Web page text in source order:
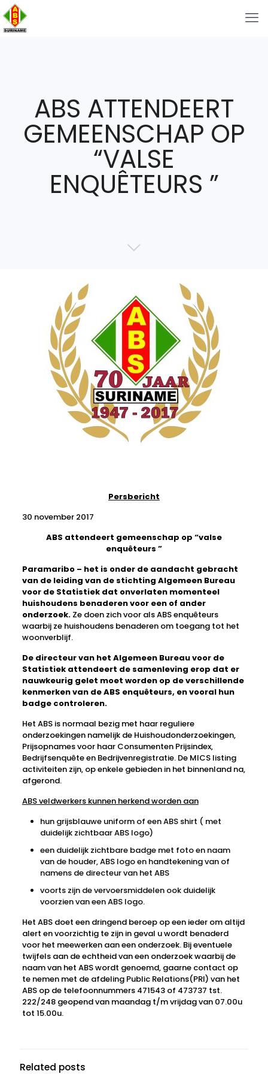
ABS ATTENDEERT
GEMEENSCHAP OP
“VALSE
ENQUÊTEURS ”
Persbericht
30 november 2017
ABS attendeert gemeenschap op “valse
enquêteurs ”
Paramaribo – het is onder de aandacht gebracht
van de leiding van de stichting Algemeen Bureau
voor de Statistiek dat onverlaten momenteel
huishoudens benaderen voor een of ander
onderzoek.Ze doen zich voor als ABS enquêteurs
waarbij ze huishoudens benaderen om toegang tot het
woonverblijf.
De directeur van het Algemeen Bureau voor de
Statistiek attendeert de samenleving erop dat er
nauwkeurig gelet moet worden op de verschillende
kenmerken van de ABS enquêteurs, en vooral hun
badge controleren.
Het ABS is normaal bezig met haar reguliere
onderzoekingen namelijk de Huishoudonderzoekingen,
Prijsopnames voor haar Consumenten Prijsindex,
Bedrijfsenquête en Bedrijvenregistratie. De MICS listing
activiteiten zijn, op enkele gebieden in het binnenland na,
afgerond.
ABS veldwerkers kunnen herkend worden aan
hun grijsblauwe uniform of een ABS shirt ( met
duidelijk zichtbaar ABS logo)
een duidelijk zichtbare badge met foto en naam
van de houder, ABS logo en handtekening van of
namens de directeur van het ABS
voorts zijn de vervoersmiddelen ook duidelijk
voorzien van een ABS logo.
Het ABS doet een dringend beroep op een ieder om altijd
alert en voorzichtig te zijn in geval u wordt benaderd
voor het meewerken aan een onderzoek. Bij eventuele
twijfels aan de echtheid van een onderzoek waarbij de
naam van het ABS wordt genoemd, gaarne contact op
te nemen met de afdeling Public Relations(PRI) van het
ABS op de telefoonnummers 471543 of 473737 tst.
222/248 geopend van maandag t/m vrijdag van 07.00u
tot 15.00u.
Related posts